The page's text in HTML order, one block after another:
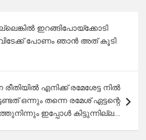
ഇറങ്ങിപോയ്ക്കോടി
പോണം ഞാൻ അത് കൂടി
എനിക്ക് രമേശേട്ട നിൽ
ഒന്നും തന്നെ രമേശ് ഏട്ടന്റെ
ഇപ്പോൾ കിട്ടുന്നില്ല….